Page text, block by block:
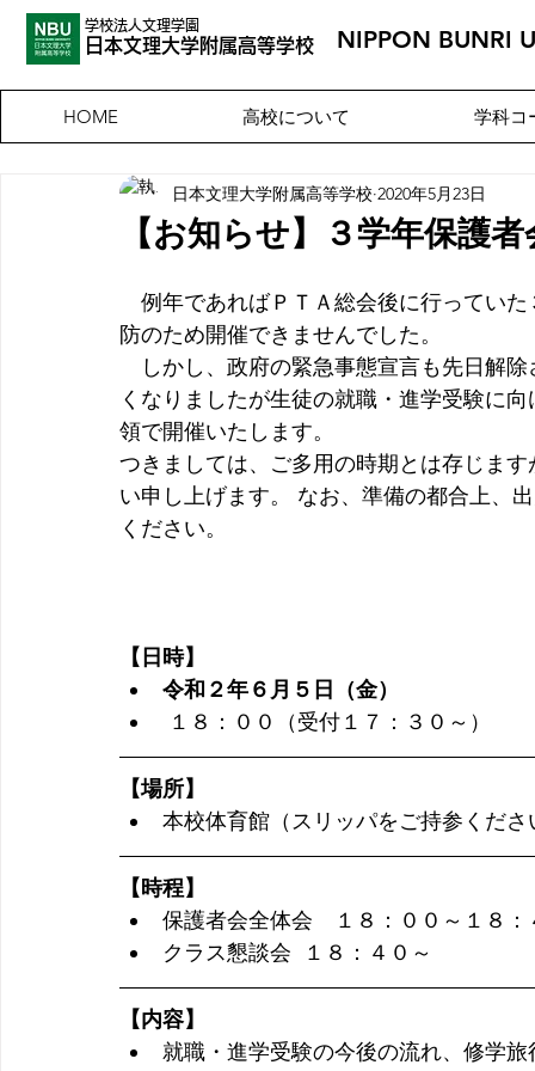
学校法人文理学園
​日本文理大学附属高等学校 NIPPON BUNRI
HOME 高校について 学科コ
【お知らせ】３学年保護
日本文理大学附属高等学校 2020年5月23日
例年であればＰＴＡ総会後に行ってい
防のため開催できませんでした。
しかし、政府の緊急事態宣言も先日解
くなりましたが生徒の就職・進学受験に
領で開催いたします。
つきましては、ご多用の時期とは存じま
い申し上げます。 なお、準備の都合上、
ください。
【日時】
令和２年６月５日（金）
１８：００（受付１７：３０～）
【場所】
本校体育館（スリッパをご持参くださ
【時程】
保護者会全体会　１８：００～１８：
クラス懇談会  １８：４０～
【内容】
就職・進学受験の今後の流れ、修学